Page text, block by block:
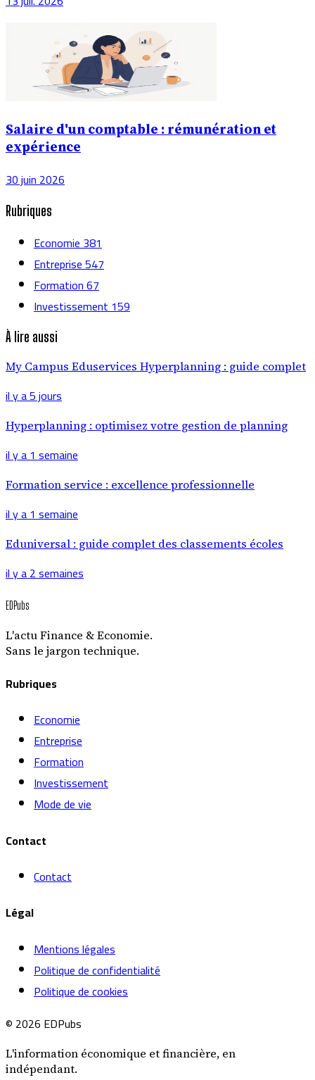
Salaire d'un comptable : rémunération et
expérience
30 juin 2026
Rubriques
Economie381
Entreprise547
Formation67
Investissement159
À lire aussi
My Campus Eduservices Hyperplanning : guide complet
il y a 5 jours
Hyperplanning : optimisez votre gestion de planning
il y a 1 semaine
Formation service : excellence professionnelle
il y a 1 semaine
Eduniversal : guide complet des classements écoles
il y a 2 semaines
EDPubs
L'actu Finance & Economie.
Sans le jargon technique.
Rubriques
Economie
Entreprise
Formation
Investissement
Mode de vie
Contact
Contact
Légal
Mentions légales
Politique de confidentialité
Politique de cookies
© 2026 EDPubs
L'information économique et financière, en
indépendant.